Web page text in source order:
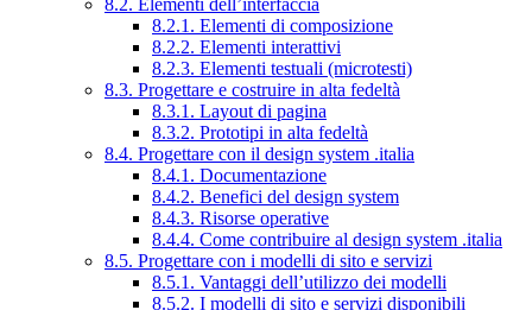
8.2. Elementi dell’interfaccia
8.2.1. Elementi di composizione
8.2.2. Elementi interattivi
8.2.3. Elementi testuali (microtesti)
8.3. Progettare e costruire in alta fedeltà
8.3.1. Layout di pagina
8.3.2. Prototipi in alta fedeltà
8.4. Progettare con il design system .italia
8.4.1. Documentazione
8.4.2. Benefici del design system
8.4.3. Risorse operative
8.4.4. Come contribuire al design system .italia
8.5. Progettare con i modelli di sito e servizi
8.5.1. Vantaggi dell’utilizzo dei modelli
8.5.2. I modelli di sito e servizi disponibili